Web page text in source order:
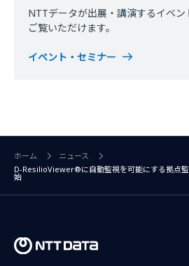
NTTデータが出展・講演するイベ
ご覧いただけます。
イベント・セミナー
ホーム
ニュース
D-ResilioViewer®に自動監視を可能にする拠点
始